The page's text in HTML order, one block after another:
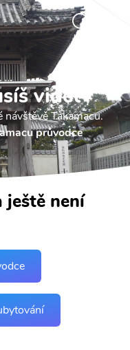
vidět
Takamacu.
průvodce
není